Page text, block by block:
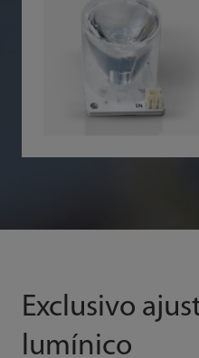
Exclusivo
lumínico